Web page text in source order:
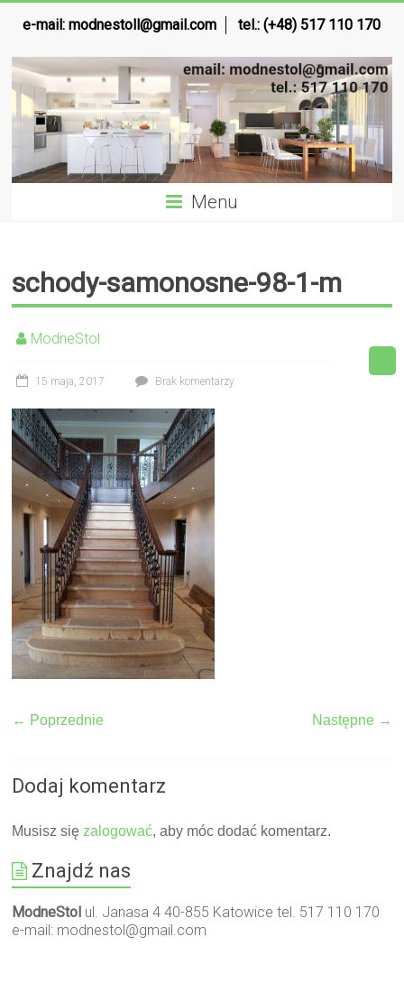
e-mail:modnestoll@gmail.com tel.: (+48) 517 110 170
Menu
schody-samonosne-98-1-m
ModneStol
15 maja, 2017 Brak komentarzy
← Poprzednie Następne →
Dodaj komentarz
Musisz się zalogować, aby móc dodać komentarz.
Znajdź nas
ModneStol ul. Janasa 4 40-855 Katowice tel. 517 110 170
e-mail: modnestol@gmail.com